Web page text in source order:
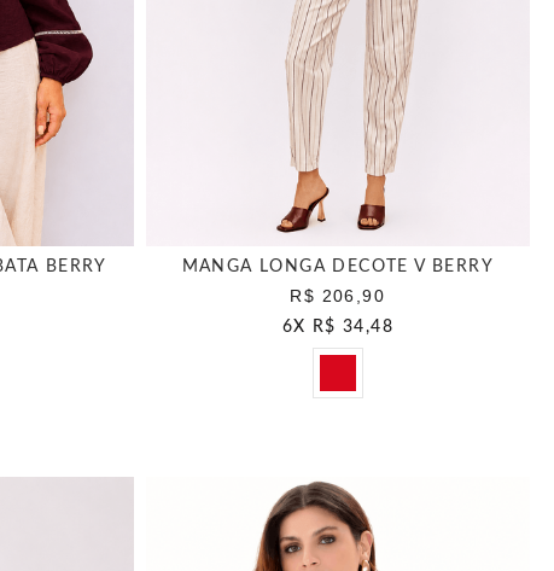
BERRY MANGA LONGA DECOTE V BERRY
R$ 206,90
6X R$ 34,48